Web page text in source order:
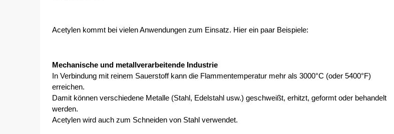
Acetylen kommt bei vielen Anwendungen zum Einsatz. Hier ein paar Beispiele:
Mechanische und metallverarbeitende Industrie
In Verbindung mit reinem Sauerstoff kann die Flammentemperatur mehr als 3000°C (oder 5400°F)
erreichen.
Damit können verschiedene Metalle (Stahl, Edelstahl usw.) geschweißt, erhitzt, geformt oder behandelt
werden.
Acetylen wird auch zum Schneiden von Stahl verwendet.